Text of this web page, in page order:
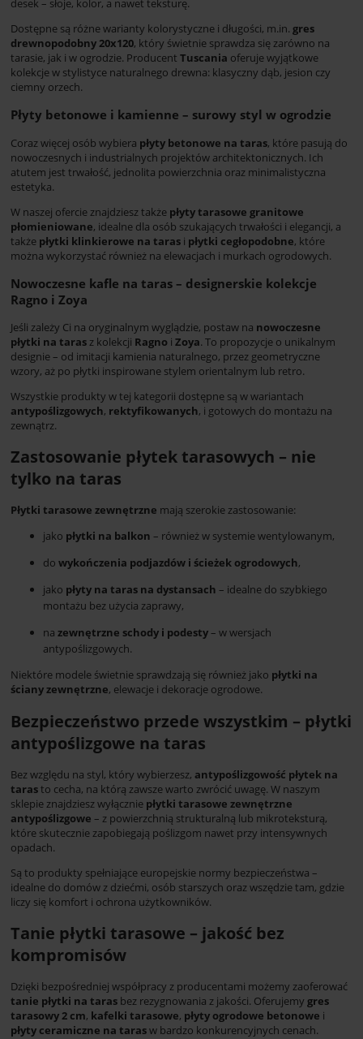
desek – słoje, kolor, a nawet teksturę.
Dostępne są różne warianty kolorystyczne i długości, m.in. gres
drewnopodobny 20x120, który świetnie sprawdza się zarówno na
tarasie, jak i w ogrodzie. Producent Tuscania oferuje wyjątkowe
kolekcje w stylistyce naturalnego drewna: klasyczny dąb, jesion czy
ciemny orzech.
Płyty betonowe i kamienne – surowy styl w ogrodzie
Coraz więcej osób wybiera płyty betonowe na taras, które pasują do
nowoczesnych i industrialnych projektów architektonicznych. Ich
atutem jest trwałość, jednolita powierzchnia oraz minimalistyczna
estetyka.
W naszej ofercie znajdziesz także płyty tarasowe granitowe
płomieniowane, idealne dla osób szukających trwałości i elegancji, a
także płytki klinkierowe na taras i płytki cegłopodobne, które
można wykorzystać również na elewacjach i murkach ogrodowych.
Nowoczesne kafle na taras – designerskie kolekcje
Ragno i Zoya
Jeśli zależy Ci na oryginalnym wyglądzie, postaw na nowoczesne
płytki na tarasz kolekcji Ragno i Zoya. To propozycje o unikalnym
designie – od imitacji kamienia naturalnego, przez geometryczne
wzory, aż po płytki inspirowane stylem orientalnym lub retro.
Wszystkie produkty w tej kategorii dostępne są w wariantach
antypoślizgowych, rektyfikowanych, i gotowych do montażu na
zewnątrz.
Zastosowanie płytek tarasowych – nie
tylko na taras
Płytki tarasowe zewnętrzne mają szerokie zastosowanie:
jako płytki na balkon – również w systemie wentylowanym,
do wykończenia podjazdów i ścieżek ogrodowych,
jako płyty na taras na dystansach – idealne do szybkiego
montażu bez użycia zaprawy,
na zewnętrzne schody i podesty– w wersjach
antypoślizgowych.
Niektóre modele świetnie sprawdzają się również jako płytki na
ściany zewnętrzne, elewacje i dekoracje ogrodowe.
Bezpieczeństwo przede wszystkim – płytki
antypoślizgowe na taras
Bez względu na styl, który wybierzesz, antypoślizgowość płytek na
tarasto cecha, na którą zawsze warto zwrócić uwagę. W naszym
sklepie znajdziesz wyłącznie płytki tarasowe zewnętrzne
antypoślizgowe – z powierzchnią strukturalną lub mikroteksturą,
które skutecznie zapobiegają poślizgom nawet przy intensywnych
opadach.
Są to produkty spełniające europejskie normy bezpieczeństwa –
idealne do domów z dziećmi, osób starszych oraz wszędzie tam, gdzie
liczy się komfort i ochrona użytkowników.
Tanie płytki tarasowe – jakość bez
kompromisów
Dzięki bezpośredniej współpracy z producentami możemy zaoferować
tanie płytki na taras bez rezygnowania z jakości. Oferujemy gres
tarasowy 2 cm, kafelki tarasowe, płyty ogrodowe betonowe i
płyty ceramiczne na tarasw bardzo konkurencyjnych cenach.